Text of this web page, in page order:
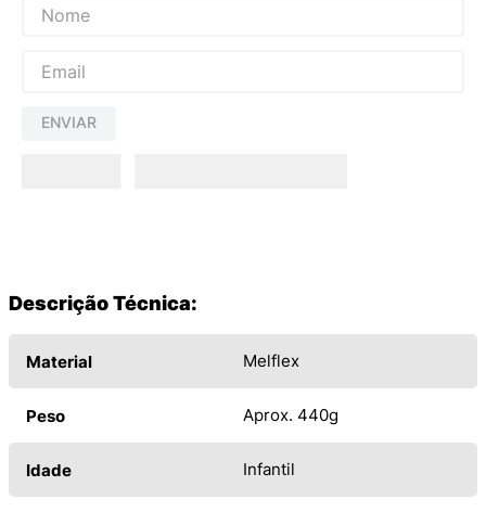
ENVIAR
Descrição Técnica:
Material Melflex
Peso Aprox. 440g
Idade Infantil